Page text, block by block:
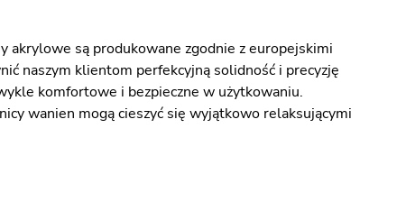
akrylowe są produkowane zgodnie z europejskimi
naszym klientom perfekcyjną solidność i precyzję
komfortowe i bezpieczne w użytkowaniu.
wanien mogą cieszyć się wyjątkowo relaksującymi